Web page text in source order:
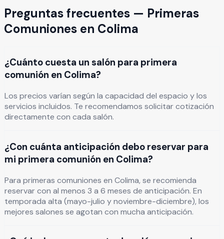
Preguntas frecuentes — Primeras
Comuniones en Colima
¿Cuánto cuesta un salón para primera
comunión en Colima?
Los precios varían según la capacidad del espacio y los
servicios incluidos. Te recomendamos solicitar cotización
directamente con cada salón.
¿Con cuánta anticipación debo reservar para
mi primera comunión en Colima?
Para primeras comuniones en Colima, se recomienda
reservar con al menos 3 a 6 meses de anticipación. En
temporada alta (mayo-julio y noviembre-diciembre), los
mejores salones se agotan con mucha anticipación.